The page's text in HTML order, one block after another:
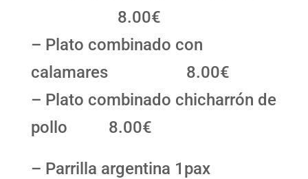
8.00€
– Plato combinado con
calamares 8.00€
– Plato combinado chicharrón de
pollo 8.00€
– Parrilla argentina 1pax